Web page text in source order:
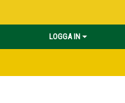
LOGGA IN